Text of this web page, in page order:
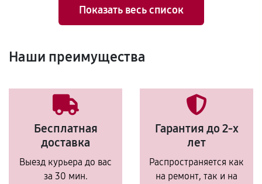
Показать весь список
Наши преимущества
Бесплатная
доставка
Выезд курьера до вас
за 30 мин.
Гарантия до 2-х
лет
Распространяется как
на ремонт, так и на